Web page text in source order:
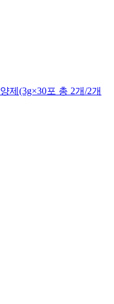
제(3g×30포 총 2개/2개